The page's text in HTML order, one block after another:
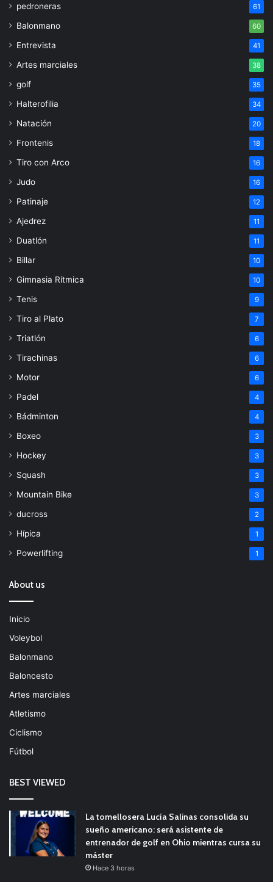
pedroneras 61
Balonmano 60
Entrevista 41
Artes marciales 38
golf 35
Halterofilia 34
Natación 20
Frontenis 18
Tiro con Arco 16
Judo 16
Patinaje 12
Ajedrez 11
Duatlón 11
Billar 10
Gimnasia Rítmica 10
Tenis 9
Tiro al Plato 7
Triatlón 6
Tirachinas 6
Motor 6
Padel 4
Bádminton 4
Boxeo 3
Hockey 3
Squash 3
Mountain Bike 3
ducross 2
Hípica 1
Powerlifting 1
About us
Inicio
Voleybol
Balonmano
Baloncesto
Artes marciales
Atletismo
Ciclismo
Fútbol
BEST VIEWED
La tomellosera Lucía Salinas consolida su
sueño americano: será asistente de
entrenador de golf en Ohio mientras cursa su
máster
Hace 3 horas